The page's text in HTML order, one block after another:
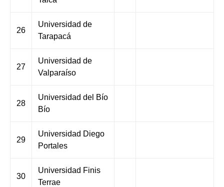
26
Universidad de
Tarapacá
27
Universidad de
Valparaíso
28
Universidad del Bío
Bío
29
Universidad Diego
Portales
30
Universidad Finis
Terrae